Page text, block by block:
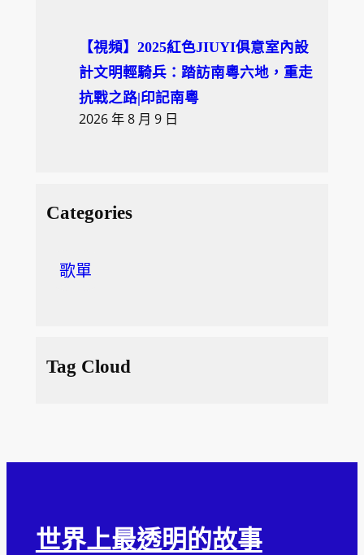
【視頻】2025紅色JIUYI俱意室內設
計文明輕騎兵：踏訪南粵六地，重走
抗戰之路|印記南粵
2026 年 8 月 9 日
Categories
歌單
Tag Cloud
世界上最透明的故事